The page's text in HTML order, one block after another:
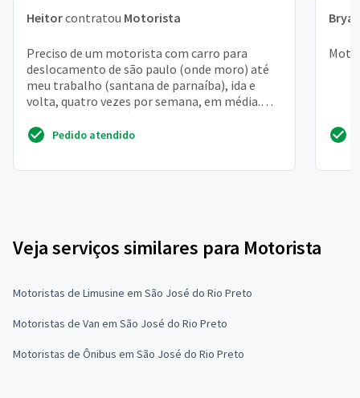
Heitorcontratou Motorista
Preciso de um motorista com carro para
deslocamento de são paulo (onde moro) até
meu trabalho (santana de parnaíba), ida e
volta, quatro vezes por semana, em média.
Trabalho como médica e...
Pedido atendido
Veja serviços similares para Motorista
Motoristas de Limusine em São José do Rio Preto
Motoristas de Van em São José do Rio Preto
Motoristas de Ônibus em São José do Rio Preto